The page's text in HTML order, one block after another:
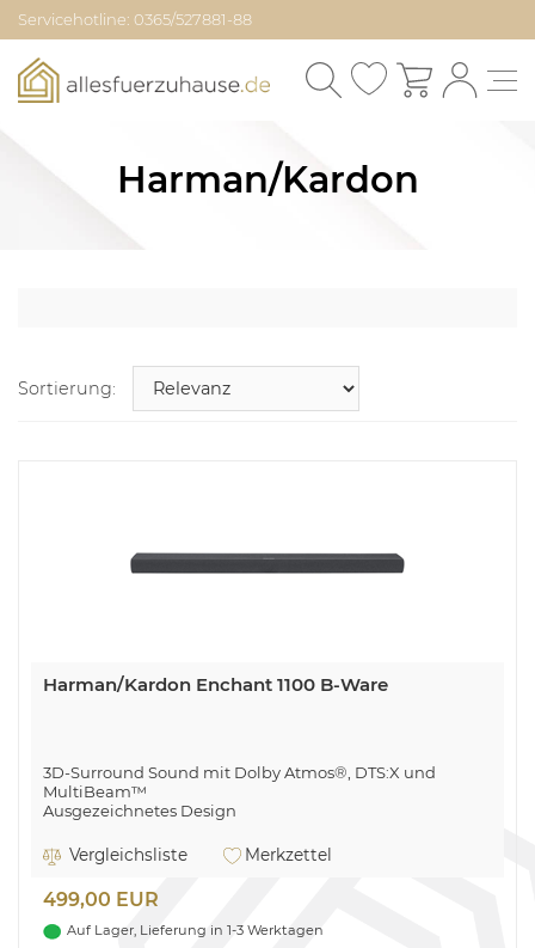
Servicehotline: 0365/527881-88
Harman/Kardon
Sortierung:
Harman/Kardon Enchant 1100 B-Ware
3D-Surround Sound mit Dolby Atmos®, DTS:X und
MultiBeam™
Ausgezeichnetes Design
Einfache Sound-Kalibrierung
Ultra HD 4K Pass-Through mit Dolby Vision™
Harman Kardon One App
Mehrkanal-Surround-Sound
Vergleichsliste Merkzettel
499,00 EUR
Auf Lager, Lieferung in 1-3 Werktagen